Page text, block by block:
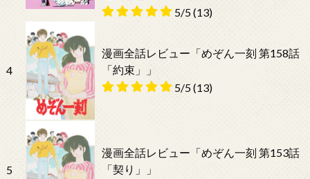
5/5(13)
4
漫画全話レビュー「めぞん一刻 第158話
「約束」」
5/5(13)
5
漫画全話レビュー「めぞん一刻 第153話
「契り」」